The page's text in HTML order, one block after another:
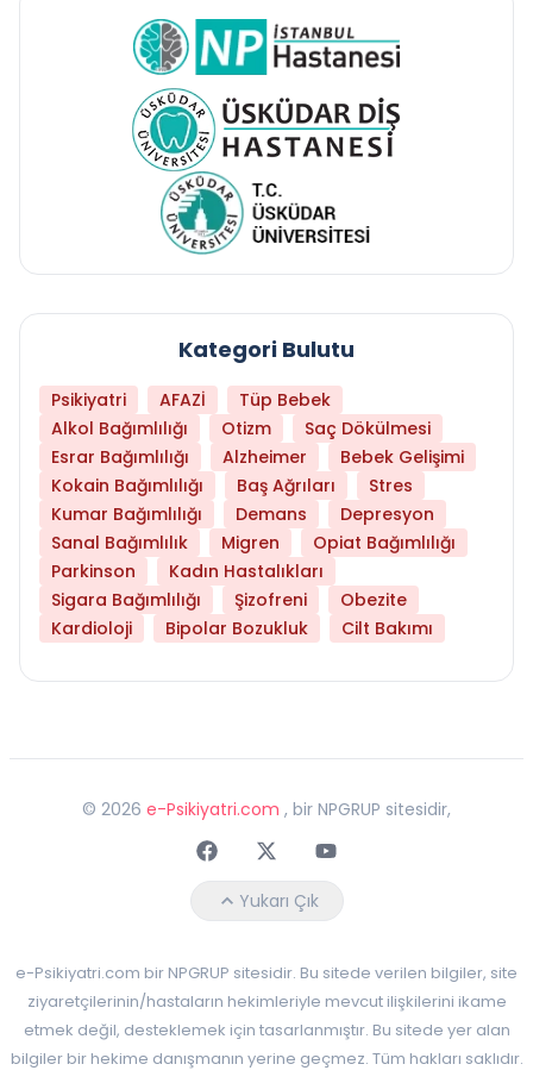
Kategori Bulutu
Psikiyatri AFAZİ
Tüp Bebek
Alkol Bağımlılığı
Otizm
Saç Dökülmesi
Esrar Bağımlılığı
Alzheimer
Bebek Gelişimi
Kokain Bağımlılığı
Baş Ağrıları
Stres
Kumar Bağımlılığı
Demans
Depresyon
Sanal Bağımlılık
Migren
Opiat Bağımlılığı
Parkinson
Kadın Hastalıkları
Sigara Bağımlılığı
Şizofreni
Obezite
Kardioloji
Bipolar Bozukluk Cilt Bakımı
© 2026 e-Psikiyatri.com , bir NPGRUP sitesidir,
FaceebokTwitterYoutube
Yukarı Çık
e-Psikiyatri.com bir NPGRUP sitesidir. Bu sitede verilen bilgiler, site
ziyaretçilerinin/hastaların hekimleriyle mevcut ilişkilerini ikame
etmek değil, desteklemek için tasarlanmıştır. Bu sitede yer alan
bilgiler bir hekime danışmanın yerine geçmez. Tüm hakları saklıdır.